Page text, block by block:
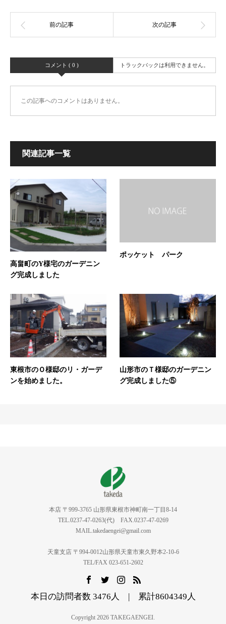
コメント ( 0 ) トラックバックは利用できません。
この記事へのコメントはありません。
関連記事一覧
高畠町のY様宅のガーデニン
グ完成しました
ポッケット パーク
東根市のＯ様邸のリ・ガーデ
ンを始めました。
山形市のＴ様邸のガーデニン
グ完成しました⑤
本店 〒999-3765 山形県東根市神町南一丁目8-14
TEL.0237-47-0263(代) FAX.0237-47-0269
MAIL.takedaengei@gmail.com
天童支店 〒994-0012山形県天童市東久野本2-10-6
TEL/FAX 023-651-2602
本日の訪問者数 3476人 | 累計8604349人
Copyright 2026 TAKEGAENGEI.